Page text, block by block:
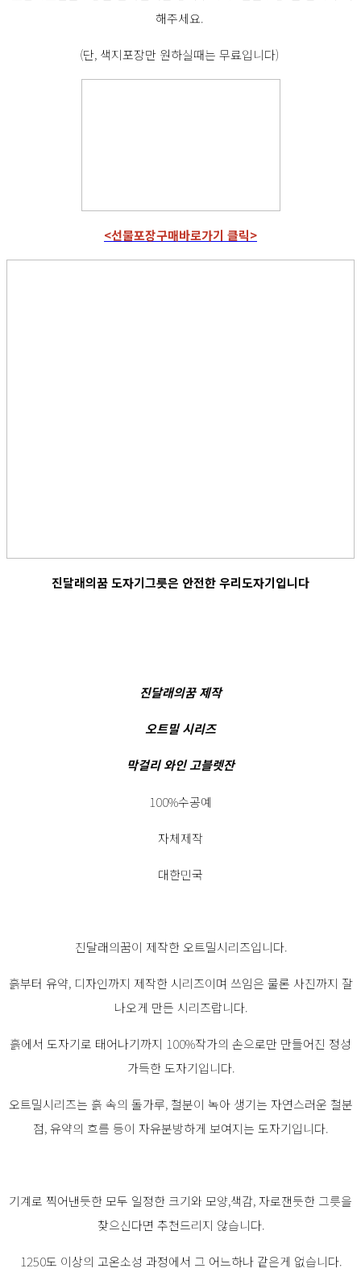
해주세요.
(단, 색지포장만 원하실때는 무료입니다)
<선물포장구매바로가기 클릭>
진달래의꿈 도자기그릇은 안전한 우리도자기입니다
진달래의꿈 제작
오트밀 시리즈
막걸리 와인 고블렛잔
100%수공예
자체제작
대한민국
진달래의꿈이 제작한 오트밀시리즈입니다.
흙부터 유약, 디자인까지 제작한 시리즈이며 쓰임은 물론 사진까지 잘
나오게 만든 시리즈랍니다.
흙에서 도자기로 태어나기까지 100%작가의 손으로만 만들어진 정성
가득한 도자기입니다.
오트밀시리즈는 흙 속의 돌가루, 철분이 녹아 생기는 자연스러운 철분
점, 유약의 흐름 등이 자유분방하게 보여지는 도자기입니다.
기계로 찍어낸듯한 모두 일정한 크기와 모양,색감, 자로잰듯한 그릇을
찾으신다면 추천드리지 않습니다.
1250도 이상의 고온소성 과정에서 그 어느하나 같은게 없습니다.